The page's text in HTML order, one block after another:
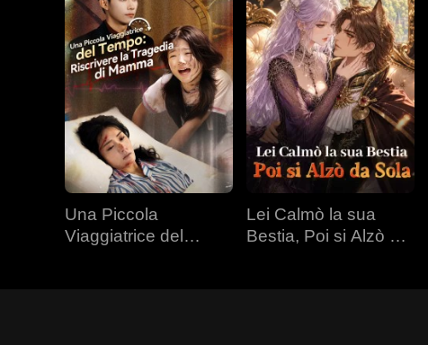
Una Piccola
Viaggiatrice del
Lei Calmò la sua
Bestia, Poi si Alzò da